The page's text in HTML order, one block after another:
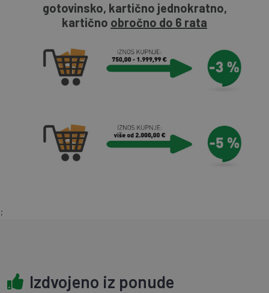
gotovinsko, kartično jednokratno,
kartično obročno do 6 rata
;
Izdvojeno iz ponude